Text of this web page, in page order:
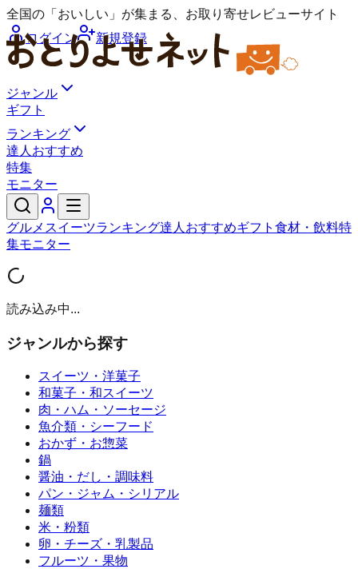
全国の「おいしい」が集まる、お取り寄せレビューサイト
ログイン
新規登録
ジャンル
ギフト
ランキング
達人おすすめ
特集
モニター
グルメ スイーツランキング達人おすすめギフト 食材・飲料特
集モニター
読み込み中...
ジャンルから探す
スイーツ・洋菓子
和菓子・和スイーツ
肉・ハム・ソーセージ
魚介類・シーフード
おかず・お惣菜
鍋
醤油・だし・調味料
パン・ジャム・シリアル
麺類
米・粉類
卵・チーズ・乳製品
フルーツ・果物